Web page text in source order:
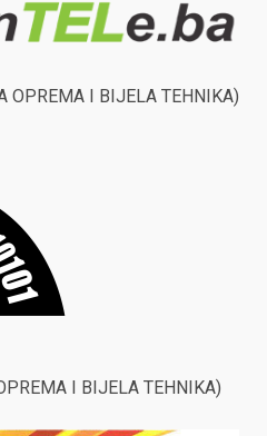
OPREMA I BIJELA TEHNIKA)
I BIJELA TEHNIKA)